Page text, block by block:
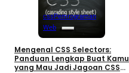
cssPemrograman
Web
Mengenal CSS Selectors:
Panduan Lengkap Buat Kamu
yang Mau Jadi Jagoan CSS